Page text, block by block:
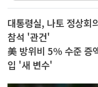
대통령실, 나토 정상
참석 '관건'
美 방위비 5% 수준 증
입 '새 변수'